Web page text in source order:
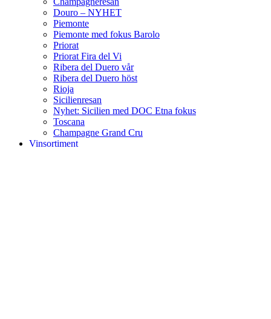
Douro – NYHET
Piemonte
Piemonte med fokus Barolo
Priorat
Priorat Fira del Vi
Ribera del Duero vår
Ribera del Duero höst
Rioja
Sicilienresan
Nyhet: Sicilien med DOC Etna fokus
Toscana
Champagne Grand Cru
Vinsortiment